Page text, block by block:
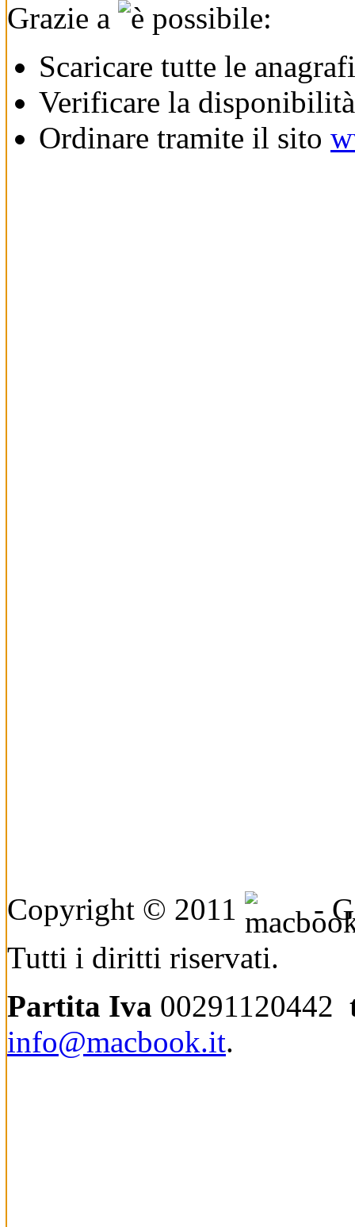
Grazie a
è possibile:
Scaricare tutte le
Verificare la
Ordinare tramite il sito
Copyright © 2011
-
Tutti i diritti riservati.
Partita Iva 00291120442
info@macbook.it.